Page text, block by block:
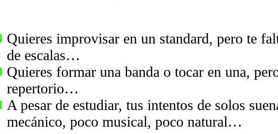
Quieres improvisar en un standard, pero te
de escalas…
Quieres formar una banda o tocar en una,
repertorio…
A pesar de estudiar, tus intentos de solos
mecánico, poco musical, poco natural…